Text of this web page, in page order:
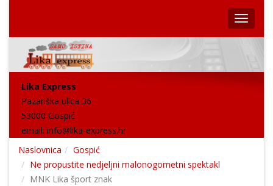
Lika Express
Pazariška ulica 36
53000 Gospić
email: info@lika-express.hr
Naslovnica
Gospić
Ne propustite nedjeljni malonogometni spektakl
MNK Lika šport znak